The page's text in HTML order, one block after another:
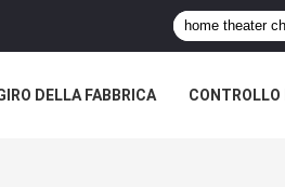
DELLA FABBRICA